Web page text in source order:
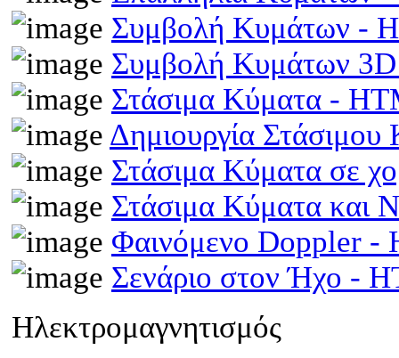
Συμβολή Κυμάτων -
Συμβολή Κυμάτων
Στάσιμα Κύματα -
Δημιουργία
Στάσιμα Κύματα σε
Στάσιμα Κύματα και
Φαινόμενο Doppler -
Σενάριο στον Ήχο -
Ηλεκτρομαγνητισμός